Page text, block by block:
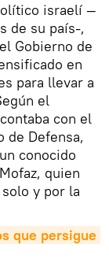
israelí —
de su país-,
Gobierno de
en
para llevar a
el
con el
de Defensa,
conocido
quien
y por la
que persigue